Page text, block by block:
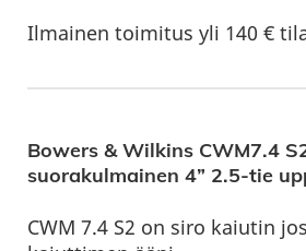
Ilmainen toimitus yli 140 €
Bowers & Wilkins CWM7.4
suorakulmainen 4” 2.5-tie
CWM 7.4 S2 on siro kaiutin